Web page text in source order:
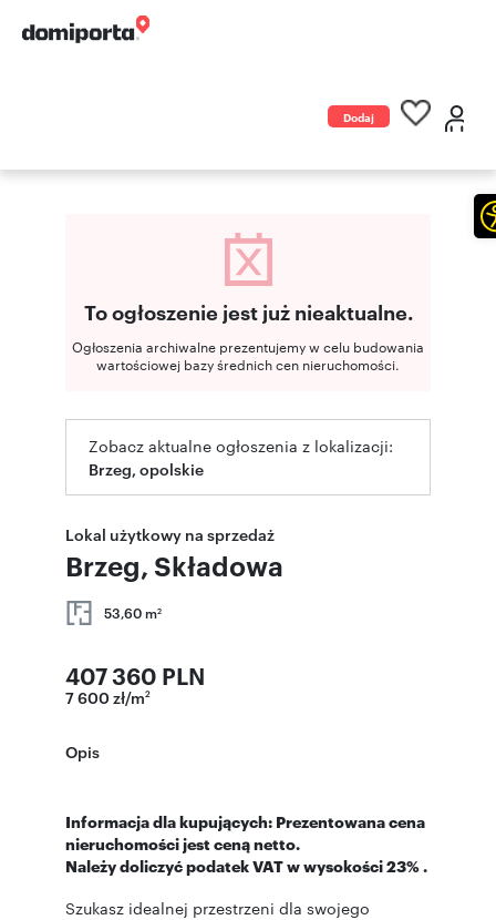
Dodaj
To ogłoszenie jest już nieaktualne.
Ogłoszenia archiwalne prezentujemy w celu budowania
wartościowej bazy średnich cen nieruchomości.
Zobacz aktualne ogłoszenia z lokalizacji:
Brzeg, opolskie
Lokal użytkowy na sprzedaż
Brzeg, Składowa
53,60 m2
407 360 PLN
7 600 zł/m2
Opis
Informacja dla kupujących: Prezentowana cena
nieruchomości jest ceną netto.
Należy doliczyć podatek VAT w wysokości 23% .
Szukasz idealnej przestrzeni dla swojego